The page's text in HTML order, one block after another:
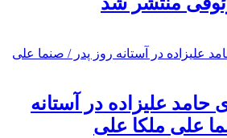
حامد علیزاده در آستانه
علی ملکا علی